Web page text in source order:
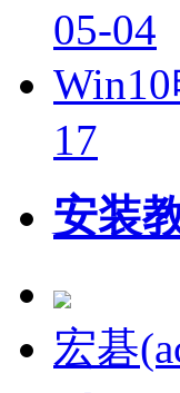
05-04
17
安装
宏碁